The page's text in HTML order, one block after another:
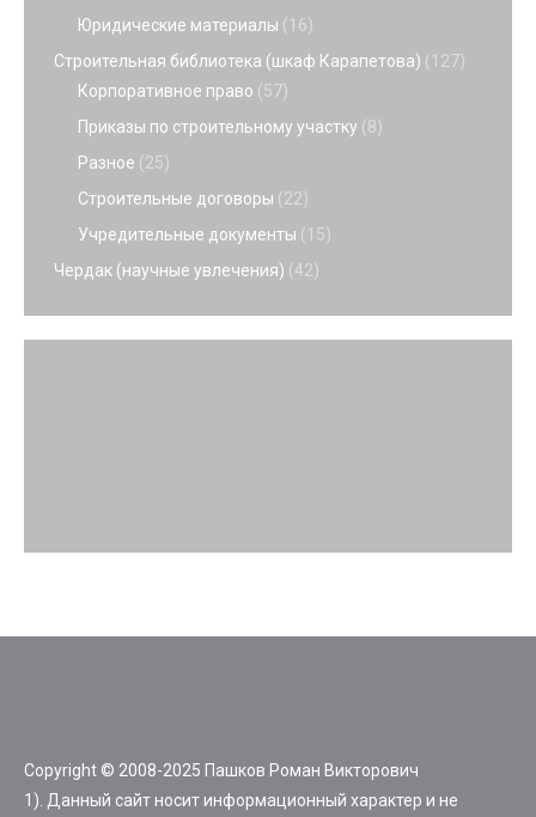
Юридические материалы (16)
Строительная библиотека (шкаф Карапетова) (127)
Корпоративное право (57)
Приказы по строительному участку (8)
Разное (25)
Строительные договоры (22)
Учредительные документы (15)
Чердак (научные увлечения) (42)
Copyright © 2008-2025 Пашков Роман Викторович
1). Данный сайт носит информационный характер и не